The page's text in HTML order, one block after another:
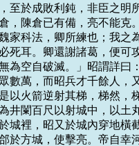
至於成敗利鈍，非臣之明
，陳倉已有備，亮不能
家科法，卿所練也；我之
死耳。卿還謝諸葛，便可
為空自破滅。」昭謂詳曰
數萬，而昭兵才千餘人，
以火箭逆射其梯，梯然，
井闌百尺以射城中，以土
城裡，昭又於城內穿地橫
於方城，使擊亮。帝自幸